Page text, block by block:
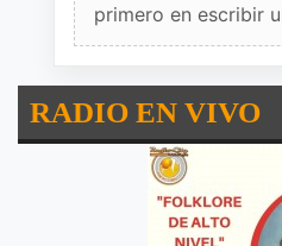
primero en escribir
RADIO EN VIVO